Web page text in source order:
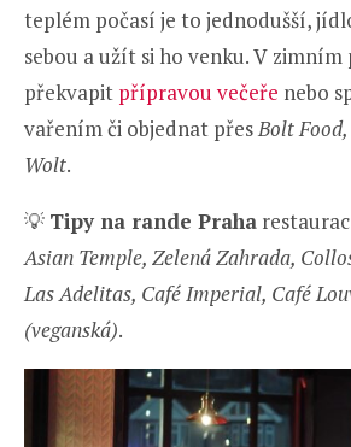
teplém počasí je to jednodušší,
sebou a užít si ho venku. V zimním
překvapit přípravou večeře nebo
vařením či objednat přesBolt
Wolt.
💡 Tipy na rande Praha
Asian Temple, Zelená Zahrada,
Las Adelitas, Café Imperial, Café
(veganská).